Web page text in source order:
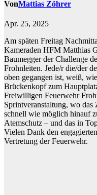
VonMattias Zöhrer
Apr. 25, 2025
Am späten Freitag
Kameraden HFM Matthias
Baumegger der Challenge
Frohnleiten. Jede/r die/der
oben gegangen ist, weiß,
Brückenkopf zum
Freiwilligen Feuerwehr
Sprintveranstaltung, wo das
schnell wie möglich hinauf
Atemschutz – und das in
Vielen Dank den
Vertretung der Feuerwehr.